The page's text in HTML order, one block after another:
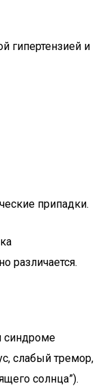
гипертензией и
припадки.
различается.
синдроме
слабый тремор,
солнца”).